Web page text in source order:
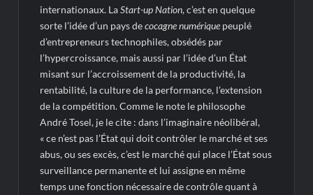
internationaux. LaStart-up Nation, c’est en quelque
sorte l’idée d’un pays decocagne numérique peuplé
d’entrepreneurs technophiles, obsédés par
l’hypercroissance, mais aussi par l’idée d’un État
misant sur l’accroissement de la productivité, la
rentabilité, la culture de la performance, l’extension
de la compétition. Comme le note le philosophe
André Tosel, je le cite : dans l’imaginaire néolibéral,
« ce n’est pas l’État qui doit contrôler le marché et ses
abus, ou ses excès, c’est le marché qui place l’État sous
surveillance permanente et lui assigne en même
temps une fonction nécessaire de contrôle quant à